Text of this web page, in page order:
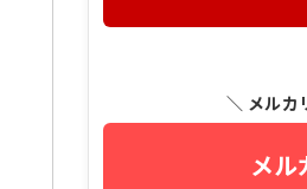
＼ メルカ
メル